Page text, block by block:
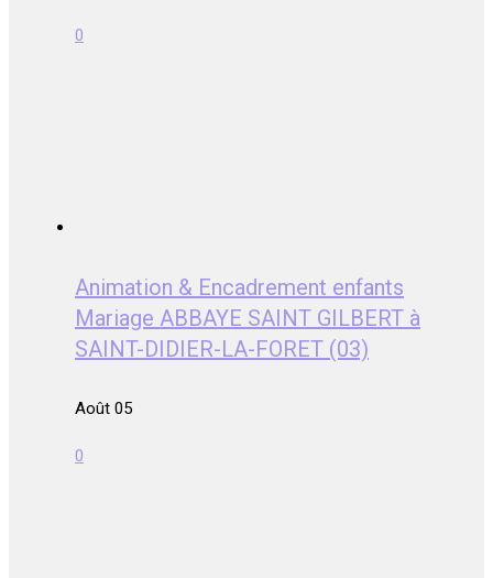
0
Animation & Encadrement enfants
Mariage ABBAYE SAINT GILBERT à
SAINT-DIDIER-LA-FORET (03)
Août 05
0